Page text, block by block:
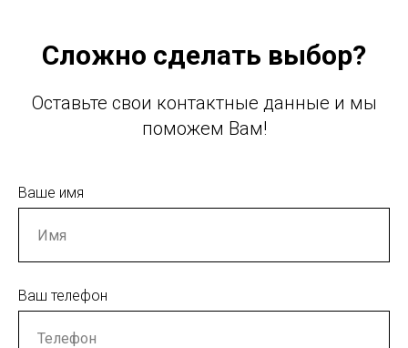
Сложно сделать выбор?
Оставьте свои контактные данные и мы
поможем Вам!
Ваше имя
Ваш телефон